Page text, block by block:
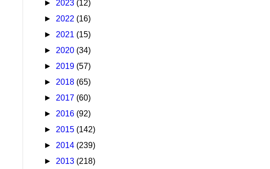
► 2023 (12)
► 2022 (16)
► 2021 (15)
► 2020 (34)
► 2019 (57)
► 2018 (65)
► 2017 (60)
► 2016 (92)
► 2015 (142)
► 2014 (239)
► 2013 (218)